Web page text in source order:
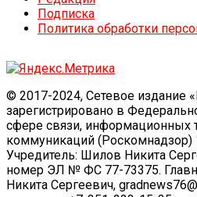
Подписка
Политика обработки
© 2017-2024, Сетевое издание
зарегистрировано в
сфере связи, информационных
коммуникаций (Роскомнадзор)
Учредитель: Шилов Никита
номер ЭЛ № ФС 77-73375.
Никита Сергеевич,